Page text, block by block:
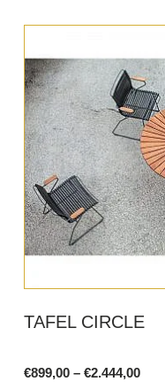
TAFEL CIRCLE
€899,00 – €2.444,00Price